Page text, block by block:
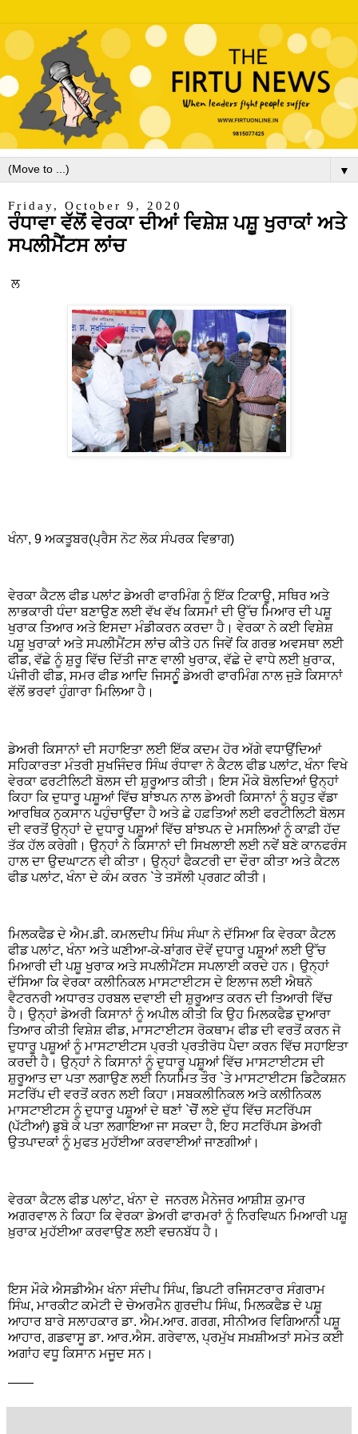
▼
Friday, October 9, 2020
ਰੰਧਾਵਾ ਵੱਲੋਂ ਵੇਰਕਾ ਦੀਆਂ ਵਿਸ਼ੇਸ਼ ਪਸ਼ੂ ਖੁਰਾਕਾਂ ਅਤੇ
ਸਪਲੀਮੈਂਟਸ ਲਾਂਚ
ਲ
ਖੰਨਾ, 9 ਅਕਤੂਬਰ(ਪ੍ਰੈਸ ਨੋਟ ਲੋਕ ਸੰਪਰਕ ਵਿਭਾਗ)
ਵੇਰਕਾ ਕੈਟਲ ਫੀਡ ਪਲਾਂਟ ਡੇਅਰੀ ਫਾਰਮਿੰਗ ਨੂੰ ਇੱਕ ਟਿਕਾਊ, ਸਥਿਰ ਅਤੇ
ਲਾਭਕਾਰੀ ਧੰਦਾ ਬਣਾਉਣ ਲਈ ਵੱਖ ਵੱਖ ਕਿਸਮਾਂ ਦੀ ਉੱਚ ਮਿਆਰ ਦੀ ਪਸ਼ੂ
ਖੁਰਾਕ ਤਿਆਰ ਅਤੇ ਇਸਦਾ ਮੰਡੀਕਰਨ ਕਰਦਾ ਹੈ। ਵੇਰਕਾ ਨੇ ਕਈ ਵਿਸ਼ੇਸ਼
ਪਸ਼ੂ ਖੁਰਾਕਾਂ ਅਤੇ ਸਪਲੀਮੈਂਟਸ ਲਾਂਚ ਕੀਤੇ ਹਨ ਜਿਵੇਂ ਕਿ ਗਰਭ ਅਵਸਥਾ ਲਈ
ਫੀਡ, ਵੱਛੇ ਨੂੰ ਸ਼ੁਰੂ ਵਿੱਚ ਦਿੱਤੀ ਜਾਣ ਵਾਲੀ ਖੁਰਾਕ, ਵੱਛੇ ਦੇ ਵਾਧੇ ਲਈ ਖ਼ੁਰਾਕ,
ਪੰਜੀਰੀ ਫੀਡ, ਸਮਰ ਫੀਡ ਆਦਿ ਜਿਸਨੂੂੰੰ ਡੇਅਰੀ ਫਾਰਮਿੰਗ ਨਾਲ ਜੁੜੇ ਕਿਸਾਨਾਂ
ਵੱਲੋਂ ਭਰਵਾਂ ਹੁੰਗਾਰਾ ਮਿਲਿਆ ਹੈ।
ਡੇਅਰੀ ਕਿਸਾਨਾਂ ਦੀ ਸਹਾਇਤਾ ਲਈ ਇੱਕ ਕਦਮ ਹੋਰ ਅੱਗੇ ਵਧਾਉਂਦਿਆਂ
ਸਹਿਕਾਰਤਾ ਮੰਤਰੀ ਸੁਖਜਿੰਦਰ ਸਿੰਘ ਰੰਧਾਵਾ ਨੇ ਕੈਟਲ ਫੀਡ ਪਲਾਂਟ, ਖੰਨਾ ਵਿਖੇ
ਵੇਰਕਾ ਫਰਟੀਲਿਟੀ ਬੋਲਸ ਦੀ ਸ਼ੁਰੂਆਤ ਕੀਤੀ। ਇਸ ਮੌਕੇ ਬੋਲਦਿਆਂ ਉਨ੍ਹਾਂ
ਕਿਹਾ ਕਿ ਦੁਧਾਰੂ ਪਸ਼ੂਆਂ ਵਿੱਚ ਬਾਂਝਪਨ ਨਾਲ ਡੇਅਰੀ ਕਿਸਾਨਾਂ ਨੂੰ ਬਹੁਤ ਵੱਡਾ
ਆਰਥਿਕ ਨੁਕਸਾਨ ਪਹੁੰਚਾਉਂਦਾ ਹੈ ਅਤੇ ਛੇ ਹਫ਼ਤਿਆਂ ਲਈ ਫਰਟੀਲਿਟੀ ਬੋਲਸ
ਦੀ ਵਰਤੋਂ ਉਨ੍ਹਾਂ ਦੇ ਦੁਧਾਰੂ ਪਸ਼ੂਆਂ ਵਿੱਚ ਬਾਂਝਪਨ ਦੇ ਮਸਲਿਆਂ ਨੂੰ ਕਾਫ਼ੀ ਹੱਦ
ਤੱਕ ਹੱਲ ਕਰੇਗੀ। ਉਨ੍ਹਾਂ ਨੇ ਕਿਸਾਨਾਂ ਦੀ ਸਿਖਲਾਈ ਲਈ ਨਵੇਂ ਬਣੇ ਕਾਨਫਰੰਸ
ਹਾਲ ਦਾ ਉਦਘਾਟਨ ਵੀ ਕੀਤਾ। ਉਨ੍ਹਾਂ ਫੈਕਟਰੀ ਦਾ ਦੌਰਾ ਕੀਤਾ ਅਤੇ ਕੈਟਲ
ਫੀਡ ਪਲਾਂਟ, ਖੰਨਾ ਦੇ ਕੰਮ ਕਰਨ `ਤੇ ਤਸੱਲੀ ਪ੍ਰਗਟ ਕੀਤੀ।
ਮਿਲਕਫੈਡ ਦੇ ਐਮ.ਡੀ. ਕਮਲਦੀਪ ਸਿੰਘ ਸੰਘਾ ਨੇ ਦੱਸਿਆ ਕਿ ਵੇਰਕਾ ਕੈਟਲ
ਫੀਡ ਪਲਾਂਟ, ਖੰਨਾ ਅਤੇ ਘਣੀਆ-ਕੇ-ਬਾਂਗਰ ਦੋਵੇਂ ਦੁਧਾਰੂ ਪਸ਼ੂਆਂ ਲਈ ਉੱਚ
ਮਿਆਰੀ ਦੀ ਪਸ਼ੂ ਖੁਰਾਕ ਅਤੇ ਸਪਲੀਮੈਂਟਸ ਸਪਲਾਈ ਕਰਦੇ ਹਨ। ਉਨ੍ਹਾਂ
ਦੱਸਿਆ ਕਿ ਵੇਰਕਾ ਕਲੀਨਿਕਲ ਮਾਸਟਾਈਟਸ ਦੇ ਇਲਾਜ ਲਈ ਐਥਨੋ
ਵੈਟਰਨਰੀ ਅਧਾਰਤ ਹਰਬਲ ਦਵਾਈ ਦੀ ਸ਼ੁਰੂਆਤ ਕਰਨ ਦੀ ਤਿਆਰੀ ਵਿੱਚ
ਹੈ। ਉਨ੍ਹਾਂ ਡੇਅਰੀ ਕਿਸਾਨਾਂ ਨੂੰ ਅਪੀਲ ਕੀਤੀ ਕਿ ਉਹ ਮਿਲਕਫੈਡ ਦੁਆਰਾ
ਤਿਆਰ ਕੀਤੀ ਵਿਸ਼ੇਸ਼ ਫੀਡ, ਮਾਸਟਾਈਟਸ ਰੋਕਥਾਮ ਫੀਡ ਦੀ ਵਰਤੋਂ ਕਰਨ ਜੋ
ਦੁਧਾਰੂ ਪਸ਼ੂਆਂ ਨੂੰ ਮਾਸਟਾਈਟਸ ਪ੍ਰਤੀ ਪ੍ਰਤੀਰੋਧ ਪੈਦਾ ਕਰਨ ਵਿੱਚ ਸਹਾਇਤਾ
ਕਰਦੀ ਹੈ। ਉਨ੍ਹਾਂ ਨੇ ਕਿਸਾਨਾਂ ਨੂੰ ਦੁਧਾਰੂ ਪਸ਼ੂਆਂ ਵਿੱਚ ਮਾਸਟਾਈਟਸ ਦੀ
ਸ਼ੁਰੂਆਤ ਦਾ ਪਤਾ ਲਗਾਉਣ ਲਈ ਨਿਯਮਿਤ ਤੌਰ `ਤੇ ਮਾਸਟਾਈਟਸ ਡਿਟੈਕਸ਼ਨ
ਸਟਰਿੱਪ ਦੀ ਵਰਤੋਂ ਕਰਨ ਲਈ ਕਿਹਾ।ਸਬਕਲੀਨਿਕਲ ਅਤੇ ਕਲੀਨਿਕਲ
ਮਾਸਟਾਈਟਸ ਨੂੰ ਦੁਧਾਰੂ ਪਸ਼ੂਆਂ ਦੇ ਥਣਾਂ `ਚੋੋਂ ਲਏ ਦੁੱਧ ਵਿੱਚ ਸਟਰਿੱਪਸ
(ਪੱਟੀਆਂ) ਡੁਬੋ ਕੇ ਪਤਾ ਲਗਾਇਆ ਜਾ ਸਕਦਾ ਹੈ, ਇਹ ਸਟਰਿੱਪਸ ਡੇਅਰੀ
ਉਤਪਾਦਕਾਂ ਨੂੰ ਮੁਫਤ ਮੁਹੱਈਆ ਕਰਵਾਈਆਂ ਜਾਣਗੀਆਂ।
ਵੇਰਕਾ ਕੈਟਲ ਫੀਡ ਪਲਾਂਟ, ਖੰਨਾ ਦੇ ਜਨਰਲ ਮੈਨੇਜਰ ਆਸ਼ੀਸ਼ ਕੁਮਾਰ
ਅਗਰਵਾਲ ਨੇ ਕਿਹਾ ਕਿ ਵੇਰਕਾ ਡੇਅਰੀ ਫਾਰਮਰਾਂ ਨੂੰ ਨਿਰਵਿਘਨ ਮਿਆਰੀ ਪਸ਼ੂ
ਖ਼ੁਰਾਕ ਮੁਹੱਈਆ ਕਰਵਾਉਣ ਲਈ ਵਚਨਬੱਧ ਹੈ।
ਇਸ ਮੌਕੇ ਐਸਡੀਐਮ ਖੰਨਾ ਸੰਦੀਪ ਸਿੰਘ, ਡਿਪਟੀ ਰਜਿਸਟਰਾਰ ਸੰਗਰਾਮ
ਸਿੰਘ, ਮਾਰਕੀਟ ਕਮੇਟੀ ਦੇ ਚੇਅਰਮੈਨ ਗੁਰਦੀਪ ਸਿੰਘ, ਮਿਲਕਫੈਡ ਦੇ ਪਸ਼ੂ
ਆਹਾਰ ਬਾਰੇ ਸਲਾਹਕਾਰ ਡਾ. ਐਮ.ਆਰ. ਗਰਗ, ਸੀਨੀਅਰ ਵਿਗਿਆਨੀ ਪਸ਼ੂ
ਆਹਾਰ, ਗਡਵਾਸੂ ਡਾ. ਆਰ.ਐਸ. ਗਰੇਵਾਲ, ਪ੍ਰਮੁੱਖ ਸਖ਼ਸ਼ੀਅਤਾਂ ਸਮੇਤ ਕਈ
ਅਗਾਂਹ ਵਧੂ ਕਿਸਾਨ ਮਜੂਦ ਸਨ।
——